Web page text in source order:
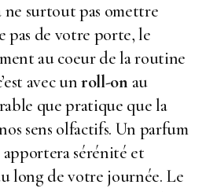
ne surtout pas omettre
pas de votre porte, le
au coeur de la routine
avec unroll-on au
que pratique que la
sens olfactifs. Un parfum
sérénité et
long de votre journée. Le